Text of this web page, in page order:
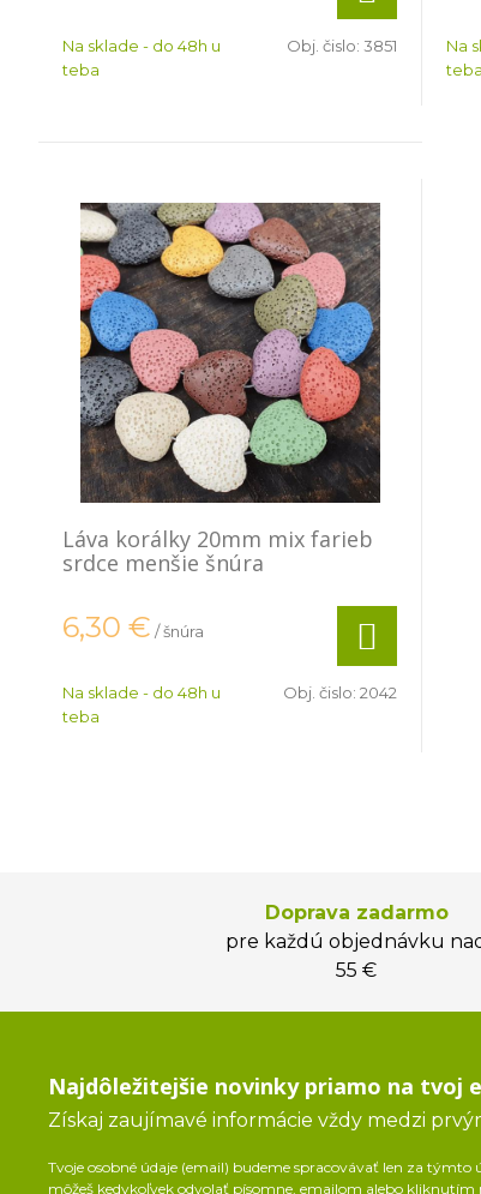
Na sklade - do 48h u
teba
Obj. čislo: 3851
Na
teba
Láva korálky 20mm mix farieb
srdce menšie šnúra
6,30 € / šnúra
Na sklade - do 48h u
teba
Obj. čislo: 2042
Doprava zadarmo
pre každú objednávku
55 €
Najdôležitejšie novinky priamo na tvoj
Získaj zaujímavé informácie vždy medzi
Tvoje osobné údaje (email) budeme spracovávať len za
môžeš kedykoľvek odvolať písomne, emailom alebo